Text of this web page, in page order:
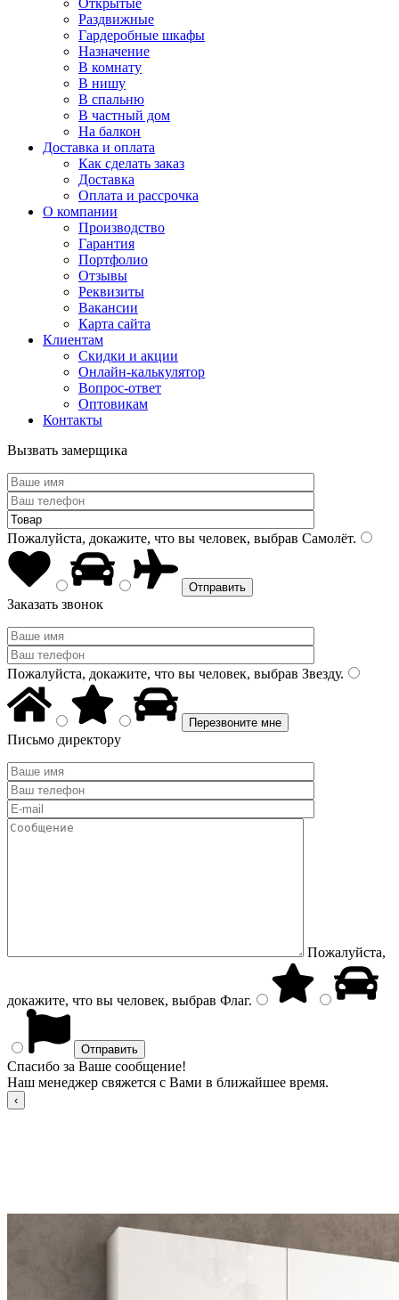
Открытые
Раздвижные
Гардеробные шкафы
Назначение
В комнату
В нишу
В спальню
В частный дом
На балкон
Доставка и оплата
Как сделать заказ
Доставка
Оплата и рассрочка
О компании
Производство
Гарантия
Портфолио
Отзывы
Реквизиты
Вакансии
Карта сайта
Клиентам
Скидки и акции
Онлайн-калькулятор
Вопрос-ответ
Оптовикам
Контакты
Вызвать замерщика
Пожалуйста, докажите, что вы человек, выбрав Самолёт.
Заказать звонок
Пожалуйста, докажите, что вы человек, выбрав Звезду.
Письмо директору
Пожалуйста,
докажите, что вы человек, выбрав Флаг.
Спасибо за Ваше сообщение!
Наш менеджер свяжется с Вами в ближайшее время.